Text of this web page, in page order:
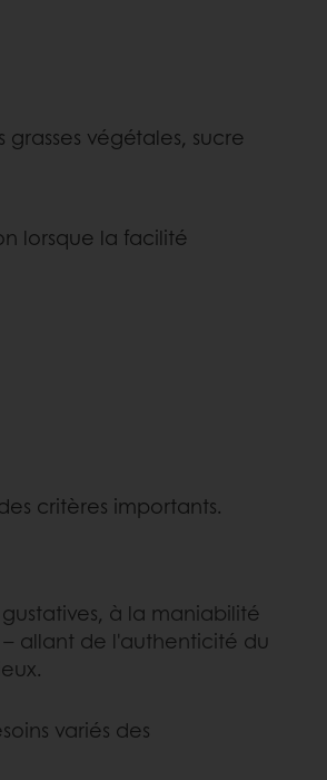
végétales, sucre
lorsque la facilité
critères importants.
à la maniabilité
allant de l'authenticité du
variés des